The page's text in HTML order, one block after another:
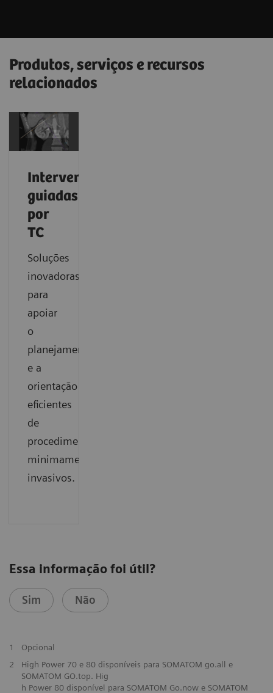
Produtos, serviços e recursos
relacionados
Intervenções
guiadas
por
TC
Soluções
inovadoras
para
apoiar
o
planejamento
e a
orientação
eficientes
de
procedimentos
minimamente
invasivos.
Essa informação foi útil?
Sim Não
1
Opcional
2
High Power 70 e 80 disponíveis para SOMATOM go.all e
SOMATOM GO.top. Hig
h Power 80 disponível para SOMATOM Go.now e SOMATOM